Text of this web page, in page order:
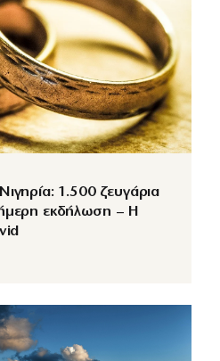
1.500 ζευγάρια
εκδήλωση – Η